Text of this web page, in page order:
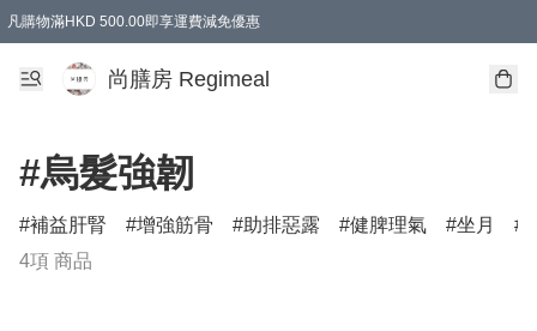
凡購物滿HKD 500.00即享運費減免優惠
尚膳房 Regimeal
#烏髮強韌
補益肝腎 增強筋骨 助排惡露 健脾理氣 坐月
4項 商品